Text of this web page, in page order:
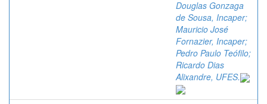
Douglas Gonzaga
de Sousa, Incaper;
Mauricio José
Fornazier, Incaper;
Pedro Paulo Teófilo;
Ricardo Dias
Alixandre, UFES.